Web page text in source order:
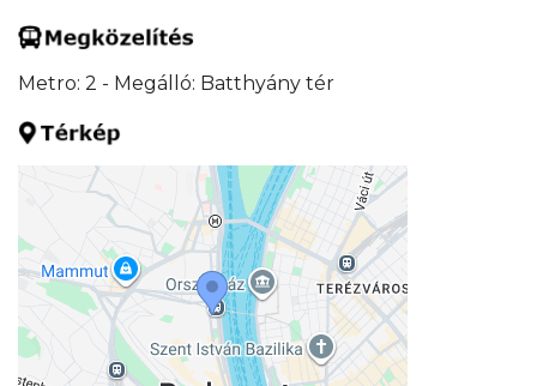
Metro: 2 - Megálló: Batthyány tér